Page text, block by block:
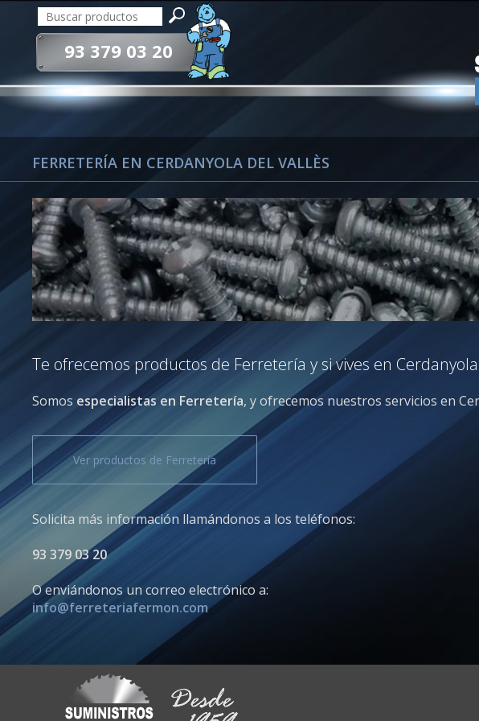
93 379 03 20
FERRETERÍA EN CERDANYOLA DEL VALLÈS
Te ofrecemos productos de Ferretería y si vives en
Somos especialistas en Ferretería, y ofrecemos nuestros servicios en
Ver productos de Ferretería
Solicita más información llamándonos a los teléfonos:
93 379 03 20
O enviándonos un correo electrónico a:
info@ferreteriafermon.com